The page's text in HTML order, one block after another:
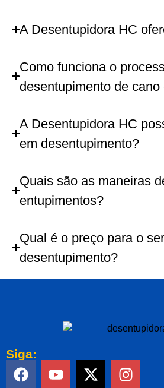
A Desentupidora HC
Como funciona o
desentupimento de
A Desentupidora HC
em desentupimento?
Quais são as maneiras
entupimentos?
Qual é o preço para o
desentupimento?
Siga: